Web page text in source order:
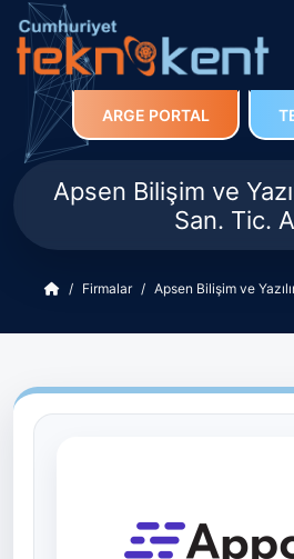
ARGE PORTAL
Apsen Bilişim ve
San. Tic.
Firmalar Apsen Bilişim ve